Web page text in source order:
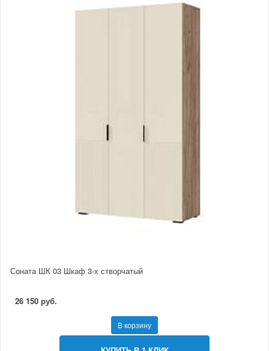
Соната ШК 03 Шкаф 3-х створчатый
26 150 руб.
В корзину